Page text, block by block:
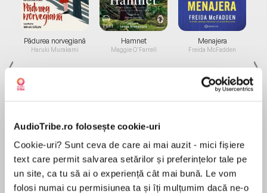
AudioTribe.ro folosește cookie-uri
Cookie-uri? Sunt ceva de care ai mai auzit - mici fișiere
text care permit salvarea setărilor și preferințelor tale pe
un site, ca tu să ai o experiență cât mai bună. Le vom
folosi numai cu permisiunea ta și îți mulțumim dacă ne-o
Pădurea norvegiană
Haruki Murakami
Elita de Argint (Elita
de...
Dani Francis
Hamnet
Maggie O'Farrell
Diavolul se îmbracă de
la...
Lauren Weisberger
Menajera
Freida McFadden
Migdală
Sohn Won-pyung